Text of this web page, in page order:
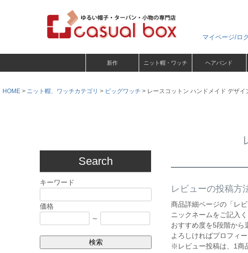
マイページ/ロ
新作 ニット帽・ワッチ ヘアバンド
HOME ニット帽、ワッチカテゴリ ビッグワッチ レースコットン ハンドメイド デザ
Search
キーワード
価格
～
検索
レビューの投稿方
商品詳細ページの「レ
ニックネームをご記入く
おすすめ度を5段階から
よろしければプロフィ
※レビュー投稿は、1商